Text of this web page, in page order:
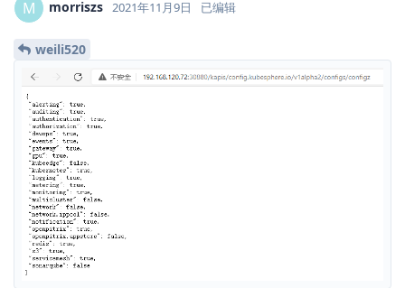
M morriszs 2021年11月9日 已编辑
weili520